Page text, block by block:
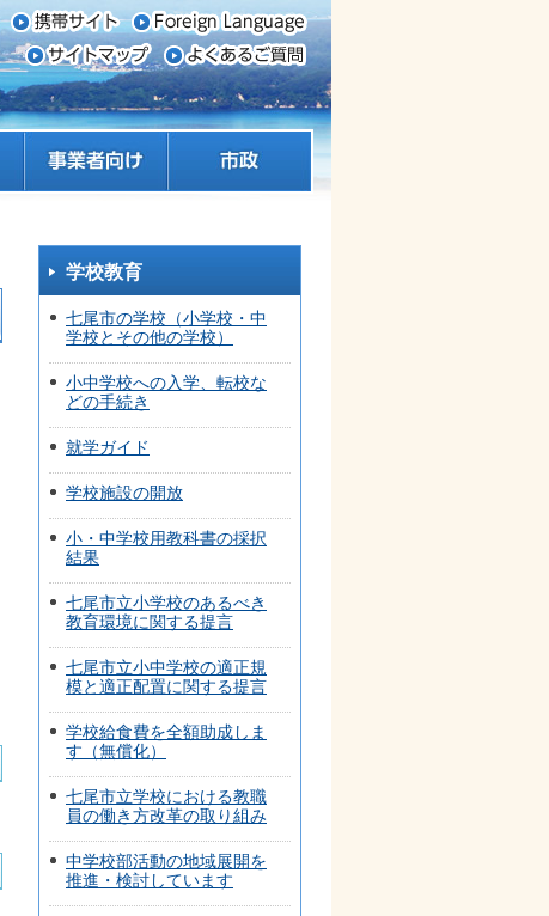
学校教育
七尾市の学校（小学校・中
学校とその他の学校）
小中学校への入学、転校な
どの手続き
就学ガイド
学校施設の開放
小・中学校用教科書の採択
結果
七尾市立小学校のあるべき
教育環境に関する提言
七尾市立小中学校の適正規
模と適正配置に関する提言
学校給食費を全額助成しま
す（無償化）
七尾市立学校における教職
員の働き方改革の取り組み
中学校部活動の地域展開を
推進・検討しています